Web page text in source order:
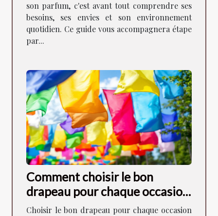
son parfum, c'est avant tout comprendre ses
besoins, ses envies et son environnement
quotidien. Ce guide vous accompagnera étape
par...
Comment choisir le bon
drapeau pour chaque occasion
?
Choisir le bon drapeau pour chaque occasion